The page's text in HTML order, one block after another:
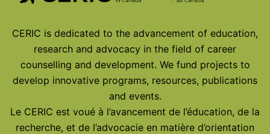
CERIC is dedicated to the advancement of education,
research and advocacy in the field of career
counselling and development. We fund projects to
develop innovative programs, resources, publications
and events.
Le CERIC est voué à l’avancement de l’éducation, de la
recherche, et de l’advocacie en matière d’orientation